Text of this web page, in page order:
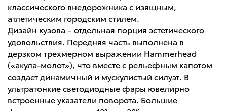
классического внедорожника с изящным,
атлетическим городским стилем.
Дизайн кузова – отдельная порция эстетического
удовольствия. Передняя часть выполнена в
дерзком трехмерном выражении Hammerhead
(«акула-молот»), что вместе с рельефным капотом
создает динамичный и мускулистый силуэт. В
ультратонкие светодиодные фары ювелирно
встроенные указатели поворота. Большие